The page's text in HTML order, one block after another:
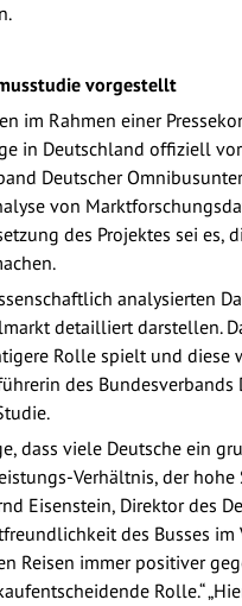
vorgestellt
im Rahmen einer
in Deutschland offiziell
Deutscher
von
des Projektes sei
analysierten
detailliert darstellen.
Rolle spielt und diese
des
dass viele Deutsche ein
Verhältnis, der
Eisenstein, Direktor des
des Busses
Reisen immer positiver
Rolle.“